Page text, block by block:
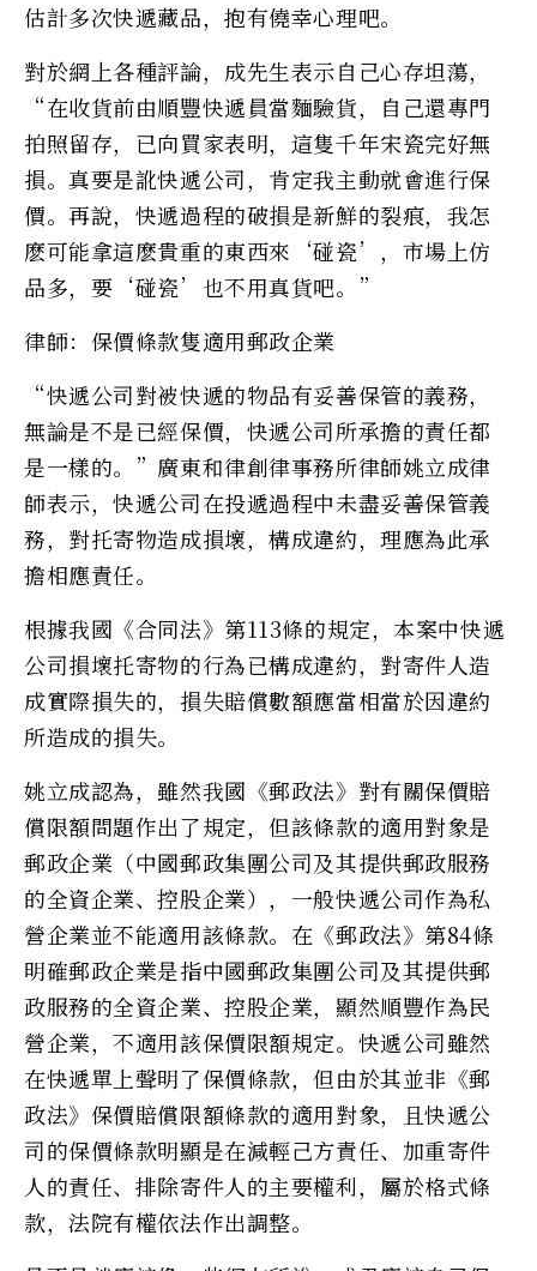
估計多次快遞藏品，抱有僥幸心理吧。
對於網上各種評論，成先生表示自己心存坦蕩，
“在收貨前由順豐快遞員當麵驗貨，自己還專門
拍照留存，已向買家表明，這隻千年宋瓷完好無
損。真要是訛快遞公司，肯定我主動就會進行保
價。再說，快遞過程的破損是新鮮的裂痕，我怎
麽可能拿這麽貴重的東西來‘碰瓷’，市場上仿
品多，要‘碰瓷’也不用真貨吧。”
律師：保價條款隻適用郵政企業
“快遞公司對被快遞的物品有妥善保管的義務，
無論是不是已經保價，快遞公司所承擔的責任都
是一樣的。”廣東和律創律事務所律師姚立成律
師表示，快遞公司在投遞過程中未盡妥善保管義
務，對托寄物造成損壞，構成違約，理應為此承
擔相應責任。
根據我國《合同法》第113條的規定，本案中快遞
公司損壞托寄物的行為已構成違約，對寄件人造
成實際損失的，損失賠償數額應當相當於因違約
所造成的損失。
姚立成認為，雖然我國《郵政法》對有關保價賠
償限額問題作出了規定，但該條款的適用對象是
郵政企業（中國郵政集團公司及其提供郵政服務
的全資企業、控股企業），一般快遞公司作為私
營企業並不能適用該條款。在《郵政法》第84條
明確郵政企業是指中國郵政集團公司及其提供郵
政服務的全資企業、控股企業，顯然順豐作為民
營企業，不適用該保價限額規定。快遞公司雖然
在快遞單上聲明了保價條款，但由於其並非《郵
政法》保價賠償限額條款的適用對象，且快遞公
司的保價條款明顯是在減輕己方責任、加重寄件
人的責任、排除寄件人的主要權利，屬於格式條
款，法院有權依法作出調整。